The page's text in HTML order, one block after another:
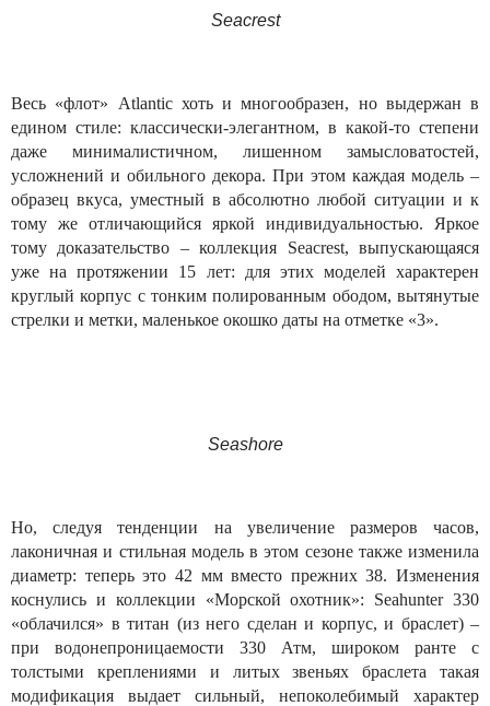
Seacrest
Весь «флот» Atlantic хоть и многообразен, но выдержан в
едином стиле: классически-элегантном, в какой-то степени
даже минималистичном, лишенном замысловатостей,
усложнений и обильного декора. При этом каждая модель –
образец вкуса, уместный в абсолютно любой ситуации и к
тому же отличающийся яркой индивидуальностью. Яркое
тому доказательство – коллекция Seacrest, выпускающаяся
уже на протяжении 15 лет: для этих моделей характерен
круглый корпус с тонким полированным ободом, вытянутые
стрелки и метки, маленькое окошко даты на отметке «3».
Seashore
Но, следуя тенденции на увеличение размеров часов,
лаконичная и стильная модель в этом сезоне также изменила
диаметр: теперь это 42 мм вместо прежних 38. Изменения
коснулись и коллекции «Морской охотник»: Seahunter 330
«облачился» в титан (из него сделан и корпус, и браслет) –
при водонепроницаемости 330 Атм, широком ранте с
толстыми креплениями и литых звеньях браслета такая
модификация выдает сильный, непоколебимый характер